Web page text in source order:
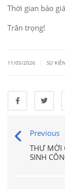
Thời gian báo
Trân trọng!
11/05/2026 SỰ KIỆN
Previous
THƯ MỜI
SINH